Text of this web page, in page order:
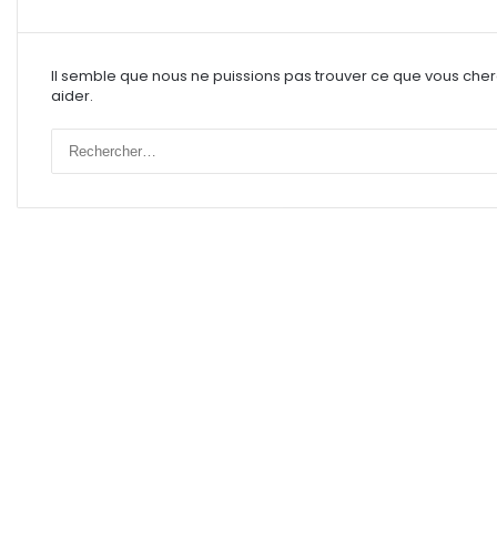
Il semble que nous ne puissions pas trouver ce que vous
aider.